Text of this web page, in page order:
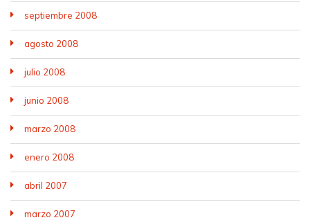
septiembre 2008
agosto 2008
julio 2008
junio 2008
marzo 2008
enero 2008
abril 2007
marzo 2007